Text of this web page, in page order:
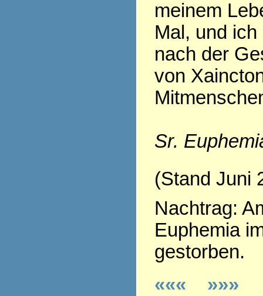
meinem
Mal, und
nach der
von
Sr.
(Stand Juni
Nachtrag:
Euphemia
gestorben.
«««
»»»